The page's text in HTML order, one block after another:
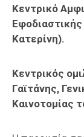
Κεντρικό
Κατερίνη).
Κεντρικός
Γαϊτάνης,
Καινοτομίας